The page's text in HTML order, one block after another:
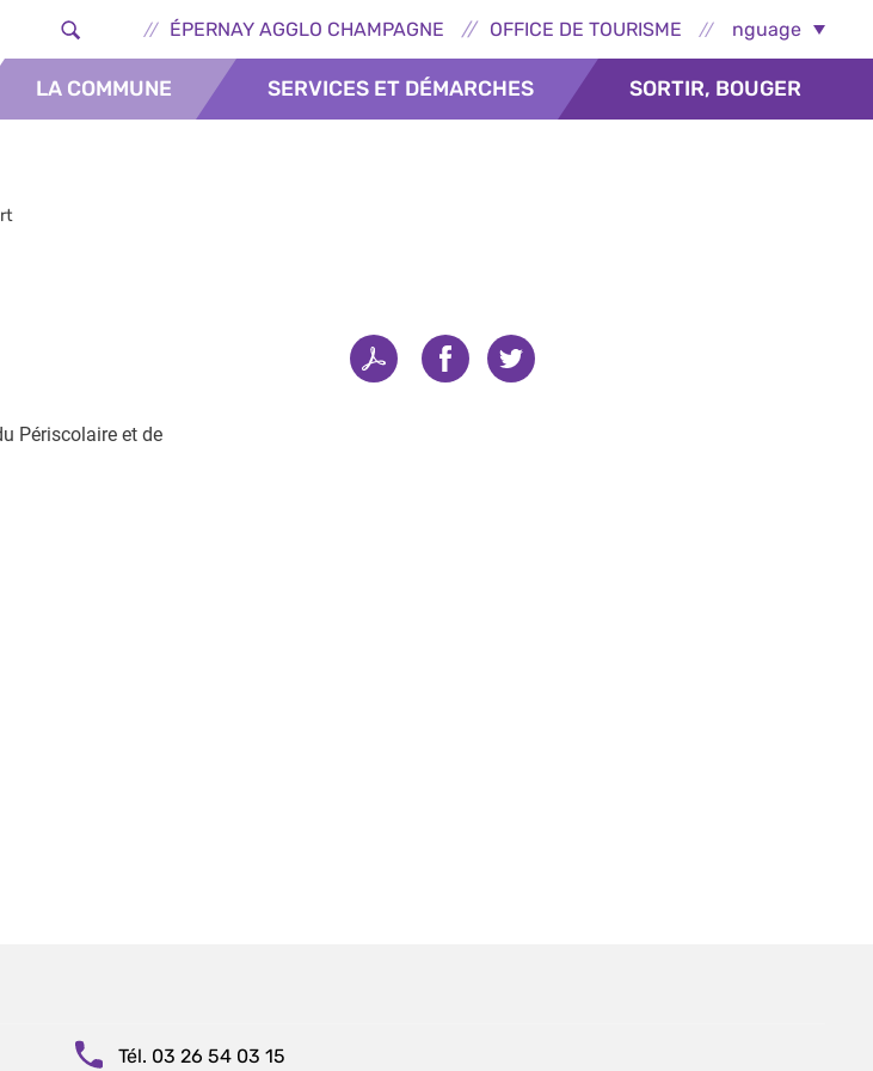
Aller au contenu principal
Header - Liens externes - Épernay
ÉPERNAY AGGLO CHAMPAGNE OFFICE DE TOURISMESelect Language
LA COMMUNE SERVICES ET DÉMARCHES SORTIR, BOUGER
Périscolaire et de
Tél. 03 26 54 03 15